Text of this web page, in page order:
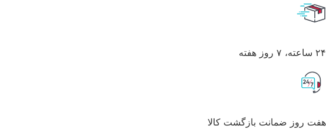
۲۴ ساعته، ۷ روز هفته
هفت روز ضمانت بازگشت کالا